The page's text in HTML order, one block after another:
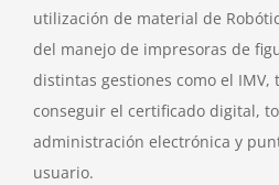
utilización de material de
del manejo de impresoras de
distintas gestiones como el IMV,
conseguir el certificado digital,
administración electrónica y
usuario.